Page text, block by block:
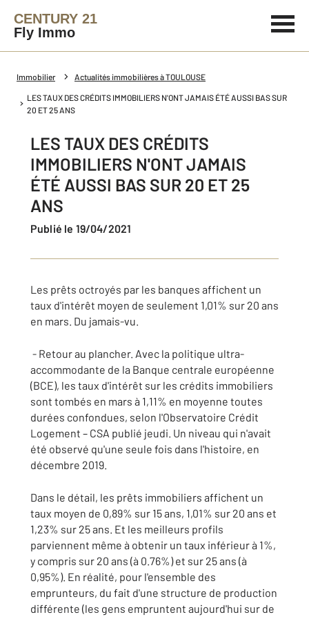
CENTURY 21
Fly Immo
Immobilier Actualités immobilières à TOULOUSE
LES TAUX DES CRÉDITS IMMOBILIERS N'ONT JAMAIS ÉTÉ AUSSI BAS SUR
20 ET 25 ANS
LES TAUX DES CRÉDITS
IMMOBILIERS N'ONT JAMAIS
ÉTÉ AUSSI BAS SUR 20 ET 25
ANS
Publié le 19/04/2021
Les prêts octroyés par les banques affichent un
taux d'intérêt moyen de seulement 1,01% sur 20 ans
en mars. Du jamais-vu.
- Retour au plancher. Avec la politique ultra-
accommodante de la Banque centrale européenne
(BCE), les taux d'intérêt sur les crédits immobiliers
sont tombés en mars à 1,11% en moyenne toutes
durées confondues, selon l'Observatoire Crédit
Logement – CSA publié jeudi. Un niveau qui n'avait
été observé qu'une seule fois dans l'histoire, en
décembre 2019.
Dans le détail, les prêts immobiliers affichent un
taux moyen de 0,89% sur 15 ans, 1,01% sur 20 ans et
1,23% sur 25 ans. Et les meilleurs profils
parviennent même à obtenir un taux inférieur à 1%,
y compris sur 20 ans (à 0.76%) et sur 25 ans (à
0,95%). En réalité, pour l'ensemble des
emprunteurs, du fait d'une structure de production
différente (les gens empruntent aujourd'hui sur de